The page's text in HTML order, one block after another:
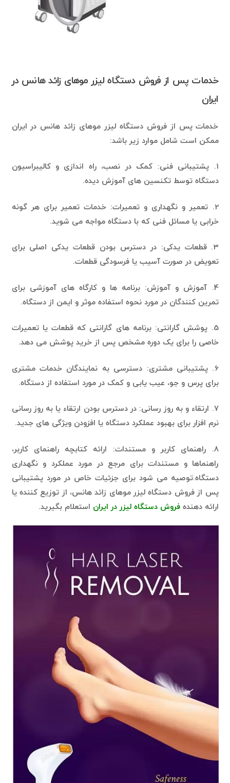
خدمات پس از فروش دستگاه لیزر موهای زائد هانس در
ایران
خدمات پس از فروش دستگاه لیزر موهای زائد هانس در ایران
ممکن است شامل موارد زیر باشد:
1. پشتیبانی فنی: کمک در نصب، راه اندازی و کالیبراسیون
دستگاه توسط تکنسین های آموزش دیده.
2. تعمیر و نگهداری و تعمیرات: خدمات تعمیر برای هر گونه
خرابی یا مسائل فنی که با دستگاه مواجه می شوید.
3. قطعات یدکی: در دسترس بودن قطعات یدکی اصلی برای
تعویض در صورت آسیب یا فرسودگی قطعات.
4. آموزش و آموزش: برنامه ها و کارگاه های آموزشی برای
تمرین کنندگان در مورد نحوه استفاده موثر و ایمن از دستگاه.
5. پوشش گارانتی: برنامه های گارانتی که قطعات یا تعمیرات
خاصی را برای یک دوره مشخص پس از خرید پوشش می دهد.
6. پشتیبانی مشتری: دسترسی به نمایندگان خدمات مشتری
برای پرس و جو، عیب یابی و کمک در مورد استفاده از دستگاه.
7. ارتقاء و به روز رسانی: در دسترس بودن ارتقاء یا به روز رسانی
نرم افزار برای بهبود عملکرد دستگاه یا افزودن ویژگی های جدید.
8. راهنمای کاربر و مستندات: ارائه کتابچه راهنمای کاربر،
راهنماها و مستندات برای مرجع در مورد عملکرد و نگهداری
دستگاه.توصیه می شود برای جزئیات خاص در مورد پشتیبانی
پس از فروش دستگاه لیزر موهای زائد هانس، از توزیع کننده یا
ارائه دهندهفروش دستگاه لیزر در ایران استعلام بگیرید.